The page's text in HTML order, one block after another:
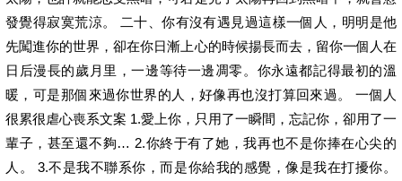
發覺得寂寞荒涼。 二十、你有沒有遇見過這樣一個人，明明是他
先闖進你的世界，卻在你日漸上心的時候揚長而去，留你一個人在
日后漫長的歲月里，一邊等待一邊凋零。你永遠都記得最初的溫
暖，可是那個來過你世界的人，好像再也沒打算回來過。 一個人
很累很虐心喪系文案 1.愛上你，只用了一瞬間，忘記你，卻用了一
輩子，甚至還不夠… 2.你終于有了她，我再也不是你捧在心尖的
人。 3.不是我不聯系你，而是你給我的感覺，像是我在打擾你。